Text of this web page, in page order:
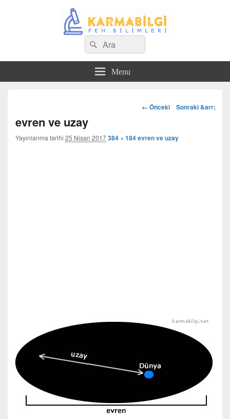
Search
for:
Ara
Menu
Görsel
← Önceki Sonraki &arr;
evren ve uzay
Yayınlanma tarihi 25 Nisan 2017384 × 184evren ve uzay